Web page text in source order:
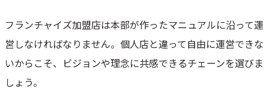
フランチャイズ加盟店は本部が作ったマニュアルに沿って運
営しなければなりません。個人店と違って自由に運営できな
いからこそ、ビジョンや理念に共感できるチェーンを選びま
しょう。